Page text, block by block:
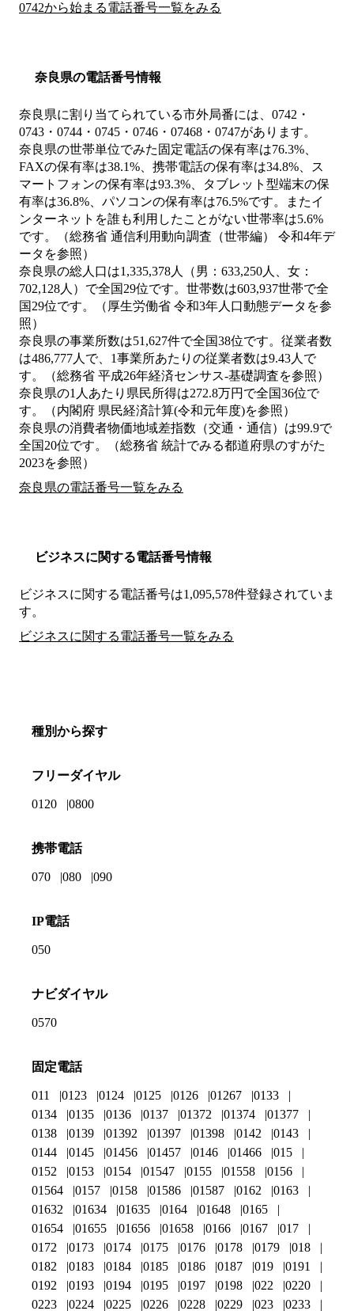
0742から始まる電話番号一覧をみる
奈良県の電話番号情報
奈良県に割り当てられている市外局番には、0742・
0743・0744・0745・0746・07468・0747があります。
奈良県の世帯単位でみた固定電話の保有率は76.3%、
FAXの保有率は38.1%、携帯電話の保有率は34.8%、ス
マートフォンの保有率は93.3%、タブレット型端末の保
有率は36.8%、パソコンの保有率は76.5%です。またイ
ンターネットを誰も利用したことがない世帯率は5.6%
です。（総務省 通信利用動向調査（世帯編） 令和4年デ
ータを参照）
奈良県の総人口は1,335,378人（男：633,250人、女：
702,128人）で全国29位です。世帯数は603,937世帯で全
国29位です。（厚生労働省 令和3年人口動態データを参
照）
奈良県の事業所数は51,627件で全国38位です。従業者数
は486,777人で、1事業所あたりの従業者数は9.43人で
す。（総務省 平成26年経済センサス‐基礎調査を参照）
奈良県の1人あたり県民所得は272.8万円で全国36位で
す。（内閣府 県民経済計算(令和元年度)を参照）
奈良県の消費者物価地域差指数（交通・通信）は99.9で
全国20位です。（総務省 統計でみる都道府県のすがた
2023を参照）
奈良県の電話番号一覧をみる
ビジネスに関する電話番号情報
ビジネスに関する電話番号は1,095,578件登録されていま
す。
ビジネスに関する電話番号一覧をみる
種別から探す
フリーダイヤル
0120 0800
携帯電話
070 080 090
IP電話
050
ナビダイヤル
0570
固定電話
011 0123 0124 0125 0126 01267
0133
0134
0135 0136 0137 01372 01374
01377
0138
0139 01392 01397 01398 0142
0143
0144
0145 01456 01457 0146 01466
015
0152
0153 0154 01547 0155 01558
0156
01564
0157 0158 01586 01587 0162
0163
01632
01634 01635 0164 01648
0165
01654
01655 01656 01658 0166 0167
017
0172
0173 0174 0175 0176 0178 0179
018
0182
0183 0184 0185 0186 0187 019
0191
0192
0193 0194 0195 0197 0198 022
0220
0223
0224 0225 0226 0228 0229 023 0233